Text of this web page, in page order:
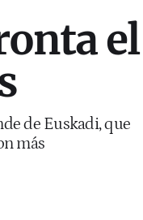
el
de Euskadi, que
más